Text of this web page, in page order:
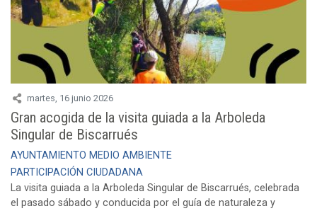
martes, 16 junio 2026
Gran acogida de la visita guiada a la Arboleda
Singular de Biscarrués
AYUNTAMIENTO MEDIO AMBIENTE
PARTICIPACIÓN CIUDADANA
La visita guiada a la Arboleda Singular de Biscarrués, celebrada
el pasado sábado y conducida por el guía de naturaleza y